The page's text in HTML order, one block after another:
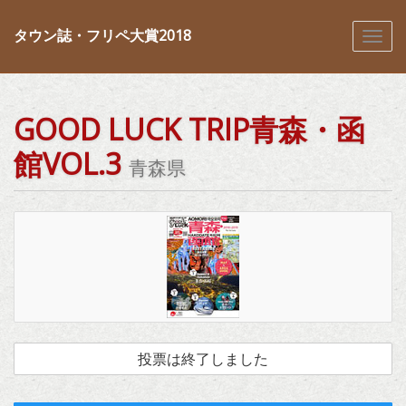
タウン誌・フリペ大賞2018
GOOD LUCK TRIP青森・函
館VOL.3 青森県
投票は終了しました